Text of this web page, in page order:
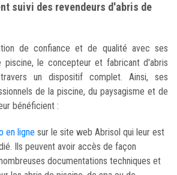
suivi des revendeurs d'abris de
de confiance et de qualité avec ses
piscine, le concepteur et fabricant d'abris
un dispositif complet. Ainsi, ses
de la piscine, du paysagisme et de
bénéficient :
en ligne sur le site web Abrisol qui leur est
Ils peuvent avoir accès de façon
documentations techniques et